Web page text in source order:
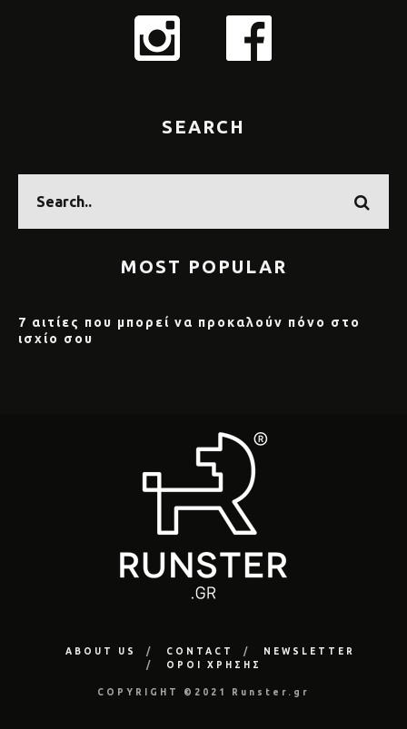
SEARCH
MOST POPULAR
7 αιτίες που μπορεί να προκαλούν πόνο στο
ισχίο σου
ABOUT US CONTACT
NEWSLETTER
ΟΡΟΙ ΧΡΗΣΗΣ
COPYRIGHT ©2021 Runster.gr